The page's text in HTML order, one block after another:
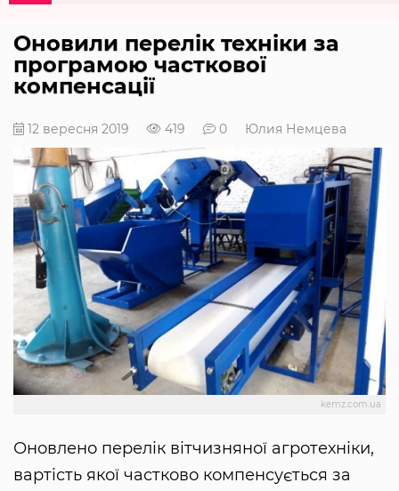
Оновили перелік техніки за
програмою часткової
компенсації
12 вересня 2019 419 0 Юлия Немцева
kemz.com.ua
Оновлено перелік вітчизняної агротехніки,
вартість якої частково компенсується за